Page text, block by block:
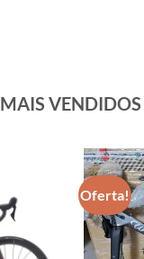
MAIS VENDIDOS
Oferta!